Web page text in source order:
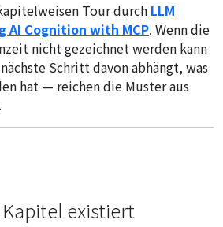
Tour durch LLM
AI Cognition with MCP. Wenn die
nicht gezeichnet werden kann
Schritt davon abhängt, was
hat — reichen die Muster aus
existiert